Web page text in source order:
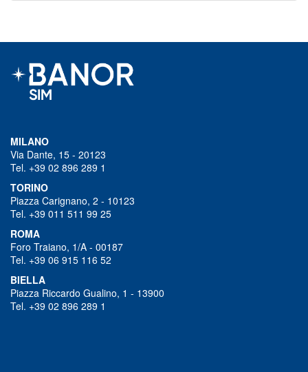
MILANO
Via Dante, 15 - 20123
Tel. +39 02 896 289 1
TORINO
Piazza Carignano, 2 - 10123
Tel. +39 011 511 99 25
ROMA
Foro Traiano, 1/A - 00187
Tel. +39 06 915 116 52
BIELLA
Piazza Riccardo Gualino, 1 - 13900
Tel. +39 02 896 289 1